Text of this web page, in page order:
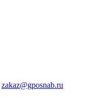
zakaz@gposnab.ru